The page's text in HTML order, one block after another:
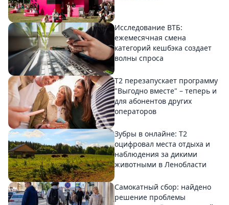
Исследование ВТБ:
ежемесячная смена
категорий кешбэка создает
волны спроса
Т2 перезапускает программу
"Выгодно вместе" – теперь и
для абонентов других
операторов
Зубры в онлайне: Т2
оцифровал места отдыха и
наблюдения за дикими
животными в Ленобласти
Самокатный сбор: найдено
решение проблемы